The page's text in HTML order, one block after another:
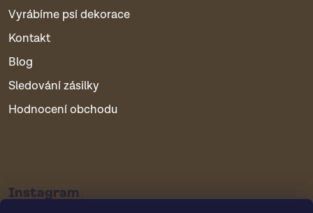
Vyrábíme psí dekorace
Kontakt
Blog
Sledování zásilky
Hodnocení obchodu
Instagram